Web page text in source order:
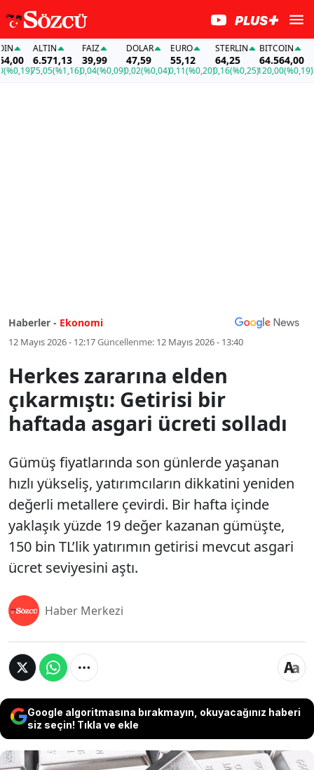
ALTIN
6.571,13
75,05(%1,16)
FAİZ
39,99
0,04(%0,09)
DOLAR
47,59
0,02(%0,04)
EURO
55,12
0,11(%0,20)
STERLIN
64,25
0,16(%0,25)
BITCOIN
64.564,00
120,00(%0,19)
Haberler - Ekonomi
12 Mayıs 2026 - 12:17Güncellenme: 12 Mayıs 2026 - 13:40
Herkes zararına elden
çıkarmıştı: Getirisi bir
haftada asgari ücreti solladı
Gümüş fiyatlarında son günlerde yaşanan
hızlı yükseliş, yatırımcıların dikkatini yeniden
değerli metallere çevirdi. Bir hafta içinde
yaklaşık yüzde 19 değer kazanan gümüşte,
150 bin TL’lik yatırımın getirisi mevcut asgari
ücret seviyesini aştı.
Haber Merkezi
Google algoritmasına bırakmayın, okuyacağınız haberi
siz seçin! Tıkla ve ekle